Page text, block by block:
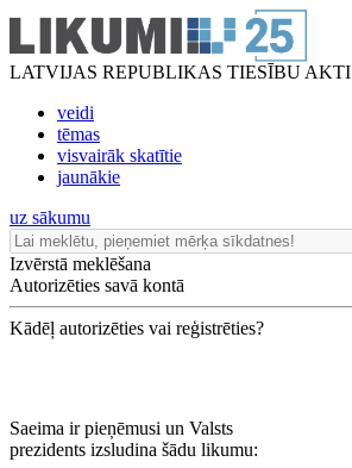
LATVIJAS REPUBLIKAS TIESĪBU AKTI
veidi
tēmas
visvairāk skatītie
jaunākie
uz sākumu
Izvērstā meklēšana
Autorizēties savā kontā
Kādēļ autorizēties vai reģistrēties?
Saeima ir pieņēmusi un Valsts
prezidents izsludina šādu likumu: